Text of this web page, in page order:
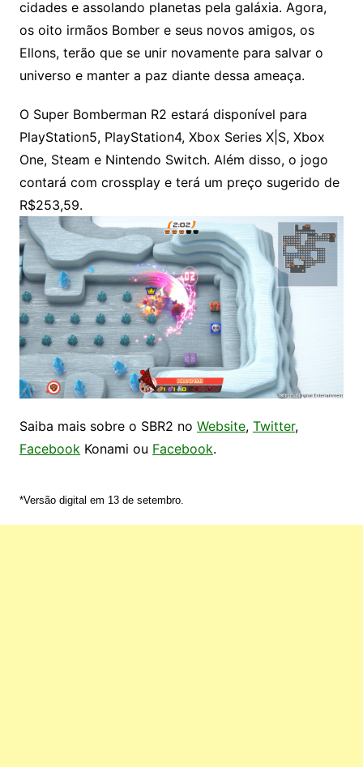
cidades e assolando planetas pela galáxia. Agora,
os oito irmãos Bomber e seus novos amigos, os
Ellons, terão que se unir novamente para salvar o
universo e manter a paz diante dessa ameaça.
O Super Bomberman R2 estará disponível para
PlayStation5, PlayStation4, Xbox Series X|S, Xbox
One, Steam e Nintendo Switch. Além disso, o jogo
contará com crossplay e terá um preço sugerido de
R$253,59.
Saiba mais sobre o SBR2 no Website, Twitter,
FacebookKonami ou Facebook.
*Versão digital em 13 de setembro.